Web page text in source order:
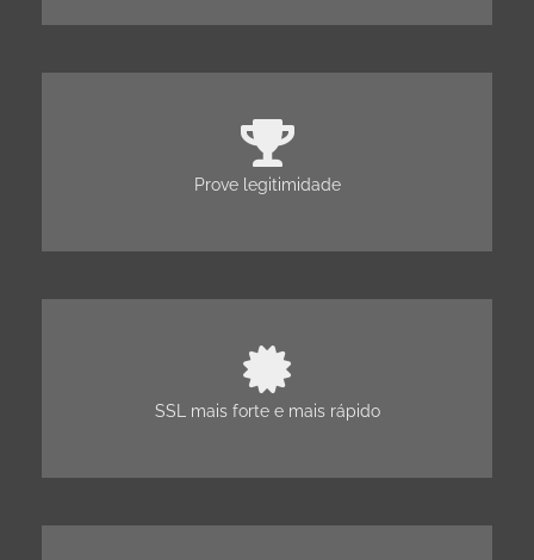
Prove legitimidade
SSL mais forte e mais rápido